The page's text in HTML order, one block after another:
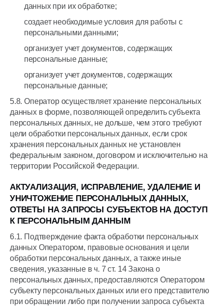
данных при их обработке;
создает необходимые условия для работы с
персональными данными;
организует учет документов, содержащих
персональные данные;
организует учет документов, содержащих
персональные данные;
5.8. Оператор осуществляет хранение персональных
данных в форме, позволяющей определить субъекта
персональных данных, не дольше, чем этого требуют
цели обработки персональных данных, если срок
хранения персональных данных не установлен
федеральным законом, договором и исключительно на
территории Российской Федерации.
АКТУАЛИЗАЦИЯ, ИСПРАВЛЕНИЕ, УДАЛЕНИЕ И
УНИЧТОЖЕНИЕ ПЕРСОНАЛЬНЫХ ДАННЫХ,
ОТВЕТЫ НА ЗАПРОСЫ СУБЪЕКТОВ НА ДОСТУП
К ПЕРСОНАЛЬНЫМ ДАННЫМ
6.1. Подтверждение факта обработки персональных
данных Оператором, правовые основания и цели
обработки персональных данных, а также иные
сведения, указанные в ч. 7 ст. 14 Закона о
персональных данных, предоставляются Оператором
субъекту персональных данных или его представителю
при обращении либо при получении запроса субъекта